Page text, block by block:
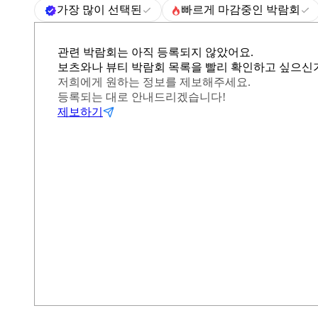
가장 많이 선택된 빠르게 마감중인 박람회
관련 박람회는 아직 등록되지 않았어요.
보츠와나 뷰티 박람회 목록을 빨리 확인하고 싶으신
저희에게 원하는 정보를 제보해주세요.
등록되는 대로 안내드리겠습니다!
제보하기